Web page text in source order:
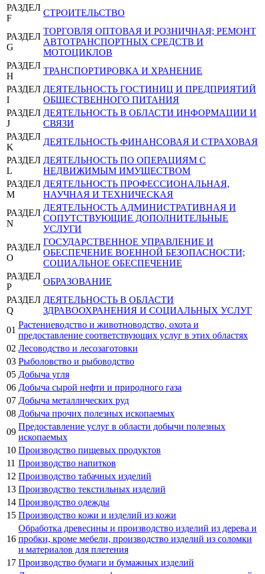
РАЗДЕЛ
F
СТРОИТЕЛЬСТВО
РАЗДЕЛ
G
ТОРГОВЛЯ ОПТОВАЯ И РОЗНИЧНАЯ; РЕМОНТ
АВТОТРАНСПОРТНЫХ СРЕДСТВ И
МОТОЦИКЛОВ
РАЗДЕЛ
H
ТРАНСПОРТИРОВКА И ХРАНЕНИЕ
РАЗДЕЛ
I
ДЕЯТЕЛЬНОСТЬ ГОСТИНИЦ И ПРЕДПРИЯТИЙ
ОБЩЕСТВЕННОГО ПИТАНИЯ
РАЗДЕЛ
J
ДЕЯТЕЛЬНОСТЬ В ОБЛАСТИ ИНФОРМАЦИИ И
СВЯЗИ
РАЗДЕЛ
K
ДЕЯТЕЛЬНОСТЬ ФИНАНСОВАЯ И СТРАХОВАЯ
РАЗДЕЛ
L
ДЕЯТЕЛЬНОСТЬ ПО ОПЕРАЦИЯМ С
НЕДВИЖИМЫМ ИМУЩЕСТВОМ
РАЗДЕЛ
M
ДЕЯТЕЛЬНОСТЬ ПРОФЕССИОНАЛЬНАЯ,
НАУЧНАЯ И ТЕХНИЧЕСКАЯ
РАЗДЕЛ
N
ДЕЯТЕЛЬНОСТЬ АДМИНИСТРАТИВНАЯ И
СОПУТСТВУЮЩИЕ ДОПОЛНИТЕЛЬНЫЕ
УСЛУГИ
РАЗДЕЛ
O
ГОСУДАРСТВЕННОЕ УПРАВЛЕНИЕ И
ОБЕСПЕЧЕНИЕ ВОЕННОЙ БЕЗОПАСНОСТИ;
СОЦИАЛЬНОЕ ОБЕСПЕЧЕНИЕ
РАЗДЕЛ
P
ОБРАЗОВАНИЕ
РАЗДЕЛ
Q
ДЕЯТЕЛЬНОСТЬ В ОБЛАСТИ
ЗДРАВООХРАНЕНИЯ И СОЦИАЛЬНЫХ УСЛУГ
01
Растениеводство и животноводство, охота и
предоставление соответствующих услуг в этих областях
02 Лесоводство и лесозаготовки
03 Рыболовство и рыбоводство
05 Добыча угля
06 Добыча сырой нефти и природного газа
07 Добыча металлических руд
08 Добыча прочих полезных ископаемых
09
Предоставление услуг в области добычи полезных
ископаемых
10 Производство пищевых продуктов
11 Производство напитков
12 Производство табачных изделий
13 Производство текстильных изделий
14 Производство одежды
15 Производство кожи и изделий из кожи
16
Обработка древесины и производство изделий из дерева и
пробки, кроме мебели, производство изделий из соломки
и материалов для плетения
17 Производство бумаги и бумажных изделий